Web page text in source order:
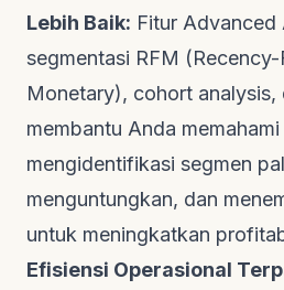
Lebih Baik: Fitur Advanced
segmentasi RFM
Monetary), cohort analysis,
membantu Anda
mengidentifikasi segmen
menguntungkan, dan
untuk meningkatkan
Efisiensi Operasional